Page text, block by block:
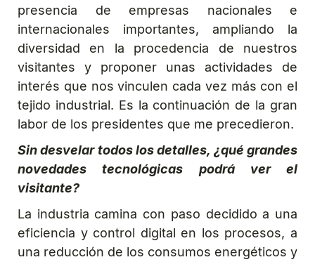
presencia de empresas nacionales e
internacionales importantes, ampliando la
diversidad en la procedencia de nuestros
visitantes y proponer unas actividades de
interés que nos vinculen cada vez más con el
tejido industrial. Es la continuación de la gran
labor de los presidentes que me precedieron.
Sin desvelar todos los detalles, ¿qué grandes
novedades tecnológicas podrá ver el
visitante?
La industria camina con paso decidido a una
eficiencia y control digital en los procesos, a
una reducción de los consumos energéticos y